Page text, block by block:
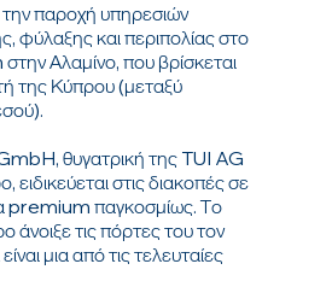
παροχή υπηρεσιών
φύλαξης και περιπολίας στο
Αλαμίνο, που βρίσκεται
της Κύπρου (μεταξύ
θυγατρική της TUI AG
στις διακοπές σε
premium παγκοσμίως. Το
άνοιξε τις πόρτες του τον
μια από τις τελευταίες